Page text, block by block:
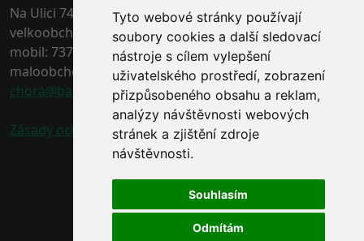
Tyto webové stránky používají
soubory cookies a další sledovací
nástroje s cílem vylepšení
uživatelského prostředí, zobrazení
přizpůsobeného obsahu a reklam,
analýzy návštěvnosti webových
stránek a zjištění zdroje
návštěvnosti.
Souhlasím
Odmítám
Na Ulici 74, 67921 Černá Hora, Blansko
velkoobchod - tel.: 778 496 863
mobil: 737 211 132
maloobchod - tel.: 778 496 862
chora@baracek.cz
Zásady ochrany osobních údajů